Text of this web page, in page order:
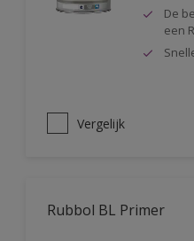
De
een
Vergelijk
Rubbol BL Primer